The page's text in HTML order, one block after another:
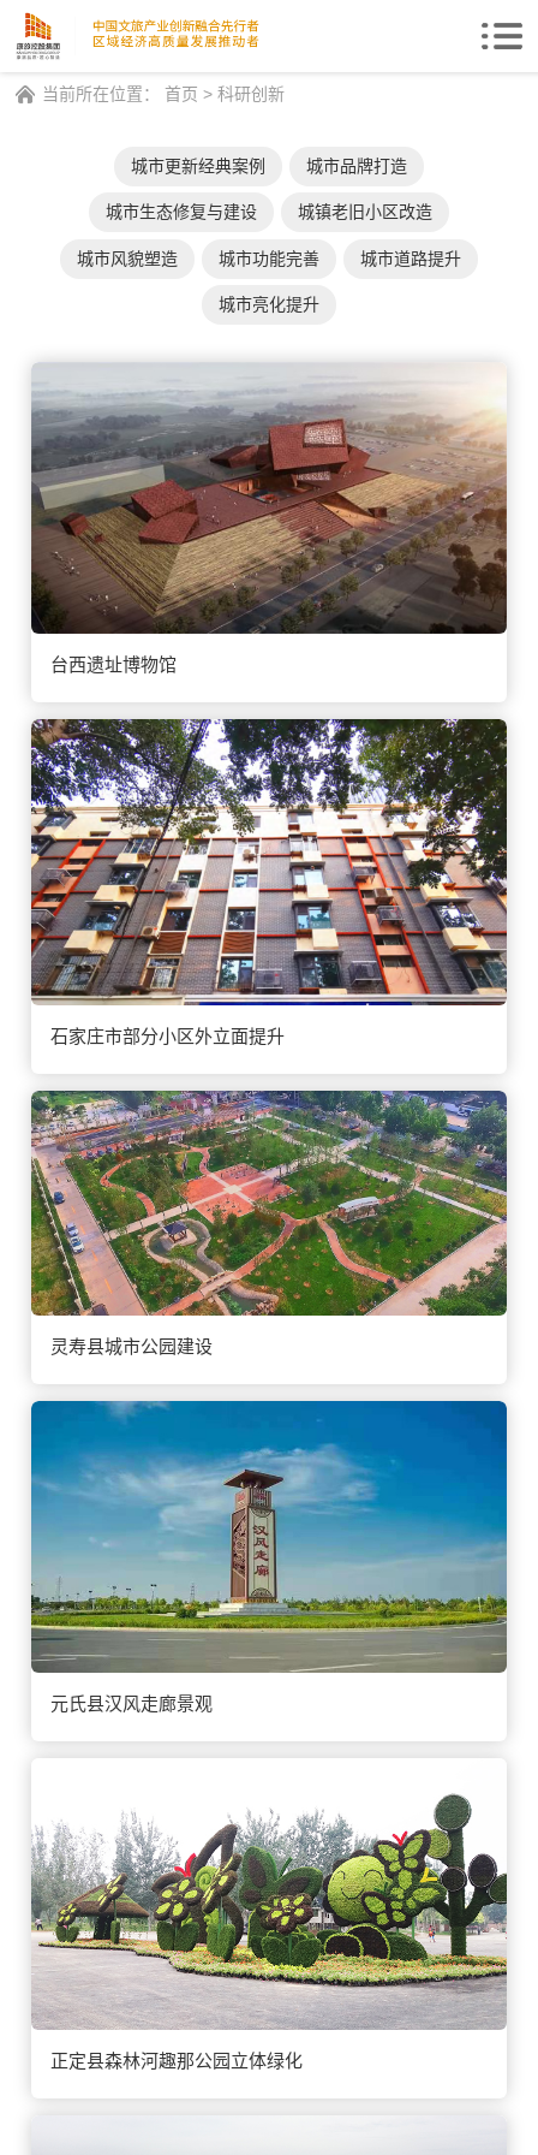
当前所在位置：
首页 >科研创新
城市更新经典案例 城市品牌打造
城市生态修复与建设 城镇老旧小区改造
城市风貌塑造 城市功能完善 城市道路提升
城市亮化提升
台西遗址博物馆
石家庄市部分小区外立面提升
灵寿县城市公园建设
元氏县汉风走廊景观
正定县森林河趣那公园立体绿化